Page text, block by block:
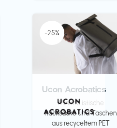
-25%
Ucon Acrobatics
Minimalistische
Rücksäcke und Taschen
aus recyceltem PET